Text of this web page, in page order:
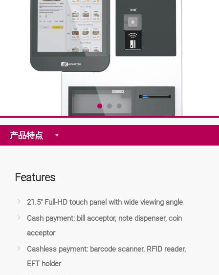
产品特点
Features
21.5" Full-HD touch panel with wide viewing angle
Cash payment: bill acceptor, note dispenser, coin
acceptor
Cashless payment: barcode scanner, RFID reader,
EFT holder